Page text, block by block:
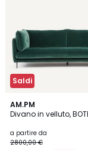
Saldi
AM.PM
Divano in velluto,
a partire da
2800,00 €
4,5
/ 5
14
Colori